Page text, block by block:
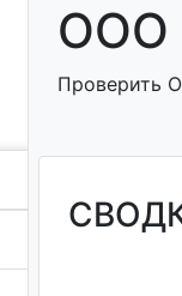
ООО
Проверить